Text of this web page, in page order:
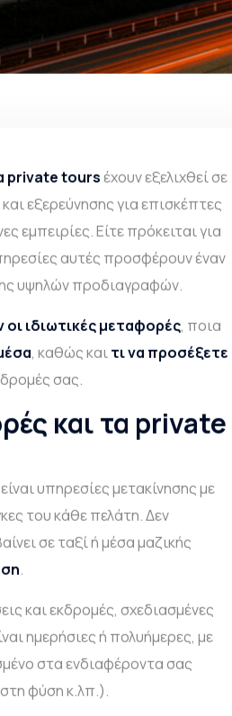
private tours έχουν εξελιχθεί σε
εξερεύνησης για επισκέπτες
εμπειρίες. Είτε πρόκειται για
αυτές προσφέρουν έναν
υψηλών προδιαγραφών.
οι ιδιωτικές μεταφορές, ποια
, καθώς καιτι να προσέξετε
σας.
και τα private
είναι υπηρεσίες μετακίνησης με
του κάθε πελάτη. Δεν
σε ταξί ή μέσα μαζικής
.
και εκδρομές, σχεδιασμένες
ημερήσιες ή πολυήμερες, με
στα ενδιαφέροντα σας
φύση κ.λπ.).